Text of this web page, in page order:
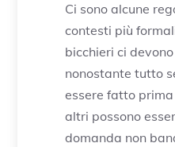
Ci sono alcune
contesti più
bicchieri ci
nonostante tutto
essere fatto
altri possono
domanda non